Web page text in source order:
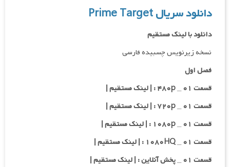
دانلود سریال Prime Target
دانلود با لینک مستقیم
نسخه زیرنویس چسبیده فارسی
فصل اول
قسمت ۰۱ _ ۴۸۰p : | لینک مستقیم |
قسمت ۰۱ _ ۷۲۰p : | لینک مستقیم |
قسمت ۰۱ _ ۱۰۸۰p : | لینک مستقیم |
قسمت ۰۱ _ ۱۰۸۰HQ : | لینک مستقیم |
قسمت ۰۱ _ پخش آنلاین : | لینک مستقیم |